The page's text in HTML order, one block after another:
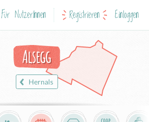
Für NutzerInnen Registrieren Einloggen
Alsegg
Hernals